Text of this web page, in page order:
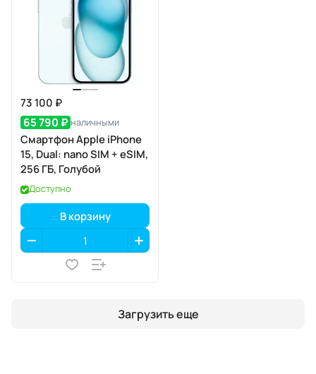
73 100 ₽
65 790 ₽ наличными
Смартфон Apple iPhone
15, Dual: nano SIM + eSIM,
256 ГБ, Голубой
Доступно
В корзину
Загрузить еще